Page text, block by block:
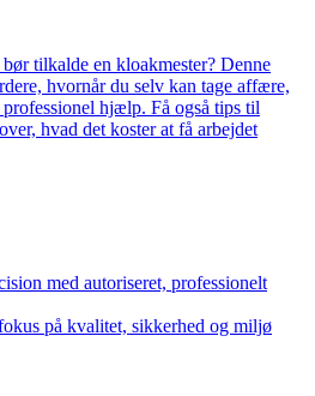
tilkalde en kloakmester? Denne
hvornår du selv kan tage affære,
hjælp. Få også tips til
hvad det koster at få arbejdet
med autoriseret, professionelt
på kvalitet, sikkerhed og miljø